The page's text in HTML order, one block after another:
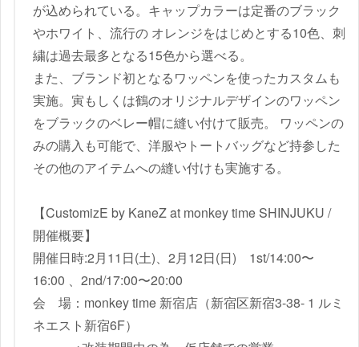
が込められている。キャップカラーは定番のブラック
やホワイト、流行の オレンジをはじめとする10色、刺
繍は過去最多となる15色から選べる。
また、ブランド初となるワッペンを使ったカスタムも
実施。寅もしくは鶴のオリジナルデザインのワッペン
をブラックのベレー帽に縫い付けて販売。 ワッペンの
みの購入も可能で、洋服やトートバッグなど持参した
その他のアイテムへの縫い付けも実施する。
【CustomizE by KaneZ at monkey time SHINJUKU /
開催概要】
開催日時:2月11日(土)、2月12日(日) 1st/14:00〜
16:00 、2nd/17:00〜20:00
会 場：monkey time 新宿店（新宿区新宿3-38- 1 ルミ
ネエスト新宿6F）